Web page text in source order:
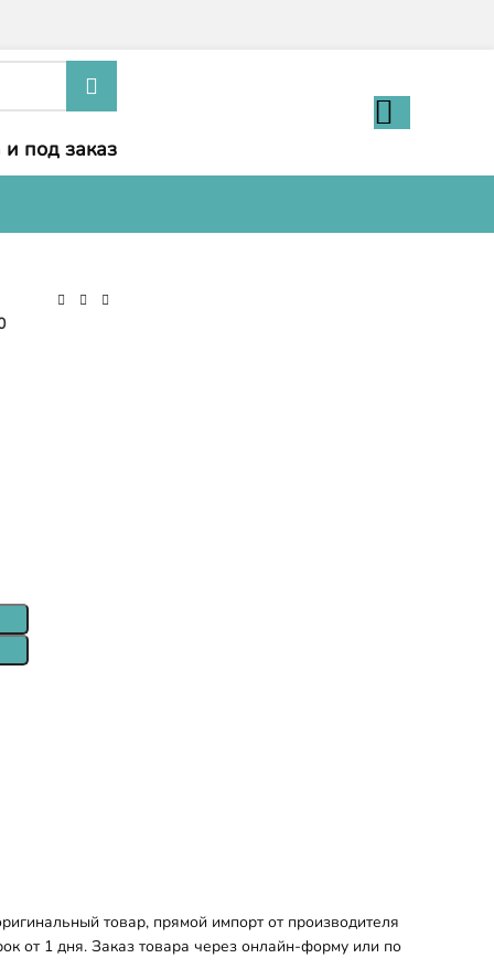
под заказ
товар, прямой импорт от производителя
от 1 дня. Заказ товара через онлайн-форму или по